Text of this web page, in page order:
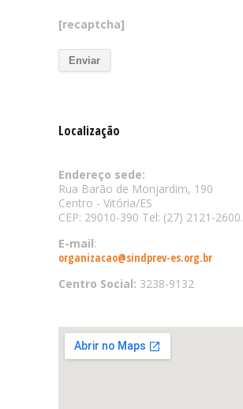
[recaptcha]
Localização
Endereço sede:
Rua Barão de Monjardim, 190
Centro - Vitória/ES
CEP: 29010-390 Tel: (27) 2121-2600.
E-mail:
organizacao@sindprev-es.org.br
Centro Social: 3238-9132